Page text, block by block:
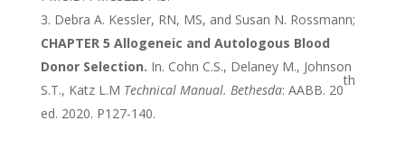
Debra A. Kessler, RN, MS, and Susan N. Rossmann;
CHAPTER 5 Allogeneic and Autologous Blood
Donor Selection. In. Cohn C.S., Delaney M., Johnson
S.T., Katz L.M Technical Manual. Bethesda: AABB. 20
th
ed. 2020. P127-140.